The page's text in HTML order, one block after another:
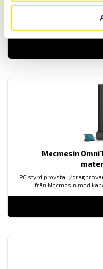
PC styrd provställ/
Mecmesin
PC styrd provställ/
från Mecmesin med